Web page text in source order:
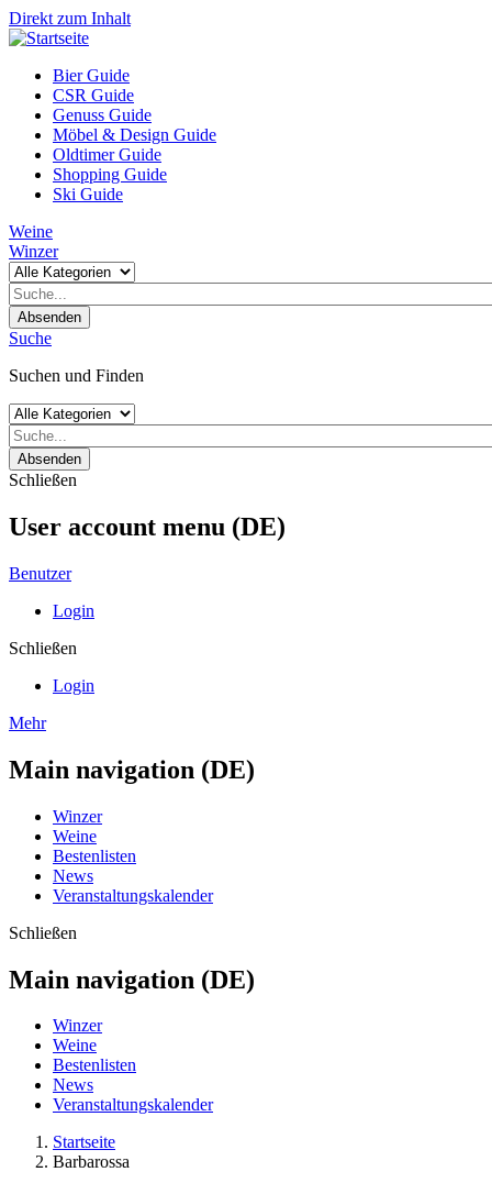
Direkt zum Inhalt
Bier Guide
CSR Guide
Genuss Guide
Möbel & Design Guide
Oldtimer Guide
Shopping Guide
Ski Guide
Weine
Winzer
Absenden
Suche
Suchen und Finden
Absenden
Schließen
User account menu (DE)
Benutzer
Login
Schließen
Login
Mehr
Main navigation (DE)
Winzer
Weine
Bestenlisten
News
Veranstaltungskalender
Schließen
Main navigation (DE)
Winzer
Weine
Bestenlisten
News
Veranstaltungskalender
Startseite
Barbarossa